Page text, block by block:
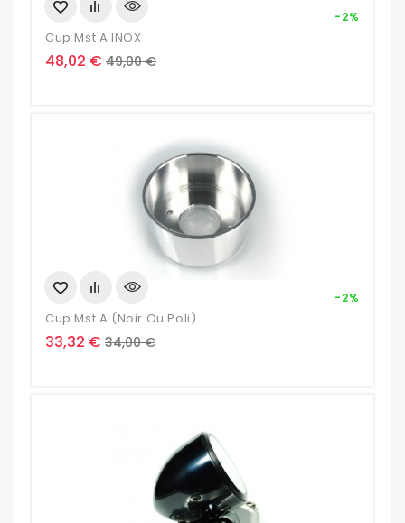
Cup Mst A INOX
Prix
48,02 €
-2%
Prix
49,00 €
Cup Mst A (noir Ou Poli)
Prix
33,32 €
-2%
Prix
34,00 €